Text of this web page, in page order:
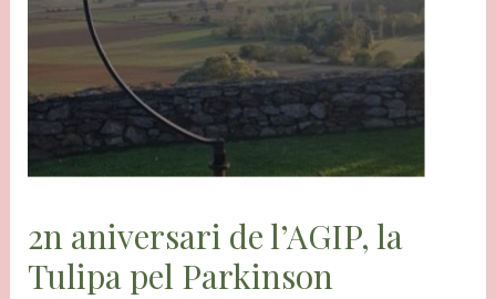
2n aniversari de l’AGIP, la
Tulipa pel Parkinson